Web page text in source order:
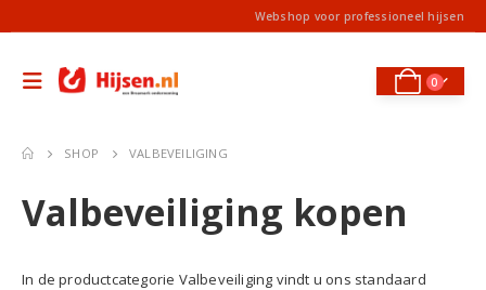
Webshop voor professioneel hijsen
0
SHOP VALBEVEILIGING
Valbeveiliging kopen
In de productcategorie Valbeveiliging vindt u ons standaard